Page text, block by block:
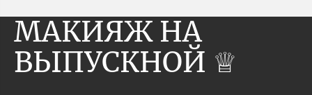
МАКИЯЖ НА
ВЫПУСКНОЙ ♕